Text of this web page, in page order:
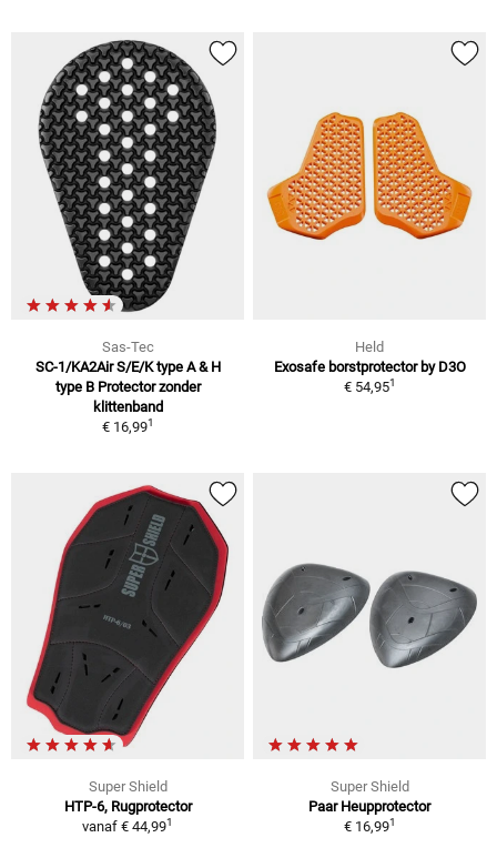
Sas-Tec
SC-1/KA2Air S/E/K type A & H
type B Protector zonder
klittenband
€ 16,991
Held
Exosafe borstprotector by D3O
€ 54,951
Super Shield
HTP-6, Rugprotector
vanaf € 44,991
Super Shield
Paar Heupprotector
€ 16,991